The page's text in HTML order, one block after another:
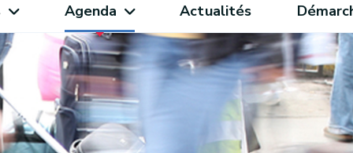
Agenda Actualités